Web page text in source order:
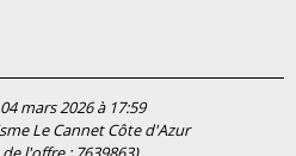
mars 2026 à 17:59
Le Cannet Côte d'Azur